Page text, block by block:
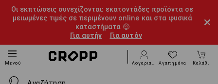
Οι εκπτώσεις συνεχίζονται: εκατοντάδες προϊόντα σε
μειωμένες τιμές σε περιμένουν online και στα φυσικά
καταστήματα 🤑
Για αυτήν
Για αυτόν
Μενού ΛογαριασμόςΑγαπημένα Καλάθι